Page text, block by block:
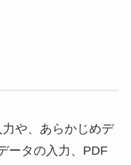
や、あらかじめデ
ータの入力、PDF